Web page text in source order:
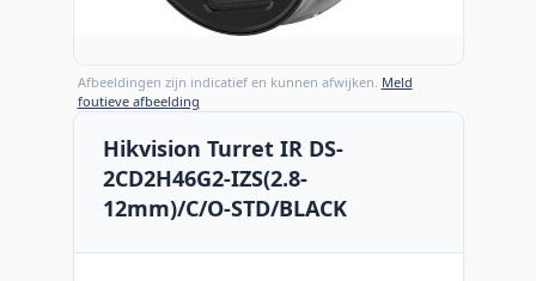
Afbeeldingen zijn indicatief en kunnen afwijken. Meld
foutieve afbeelding
Hikvision Turret IR DS-
2CD2H46G2-IZS(2.8-
12mm)/C/O-STD/BLACK